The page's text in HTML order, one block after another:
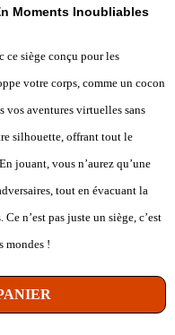
Moments Inoubliables
ce siège conçu pour les
votre corps, comme un cocon
vos aventures virtuelles sans
silhouette, offrant tout le
jouant, vous n’aurez qu’une
tout en évacuant la
n’est pas juste un siège, c’est
mondes !